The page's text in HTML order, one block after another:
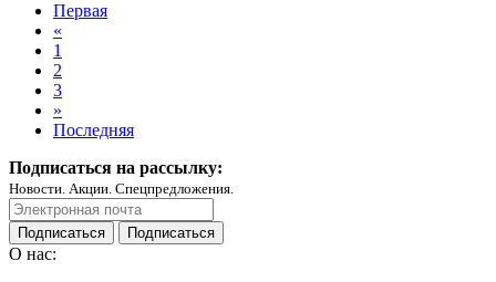
Первая
«
1
2
3
»
Последняя
Подписаться на рассылку:
Новости. Акции. Спецпредложения.
Подписаться Подписаться
О нас: